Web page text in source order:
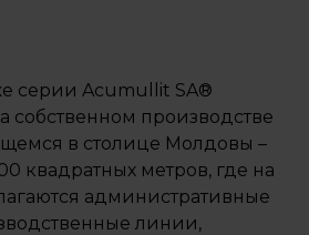
серии Acumullit SA®
собственном производстве
в столице Молдовы –
квадратных метров, где на
административные
линии,